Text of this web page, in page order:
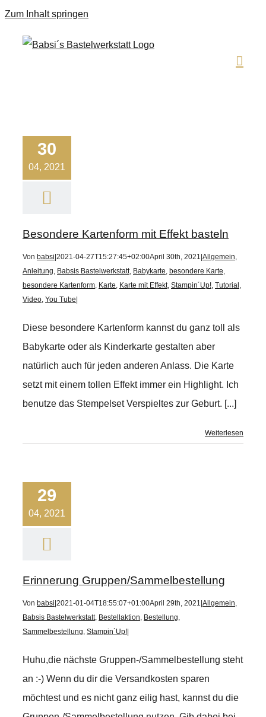
Zum Inhalt springen
30
04, 2021
Besondere Kartenform mit Effekt basteln
Von babsi 2021-04-27T15:27:45+02:00April 30th, 2021 Allgemein,
Anleitung, Babsis Bastelwerkstatt, Babykarte, besondere Karte,
besondere Kartenform, Karte, Karte mit Effekt, Stampin´Up!, Tutorial ,
Video, You Tube
Diese besondere Kartenform kannst du ganz toll als
Babykarte oder als Kinderkarte gestalten aber
natürlich auch für jeden anderen Anlass. Die Karte
setzt mit einem tollen Effekt immer ein Highlight. Ich
benutze das Stempelset Verspieltes zur Geburt. [...]
Weiterlesen
29
04, 2021
Erinnerung Gruppen/Sammelbestellung
Von babsi 2021-01-04T18:55:07+01:00April 29th, 2021 Allgemein,
Babsis Bastelwerkstatt, Bestellaktion, Bestellung,
Sammelbestellung, Stampin´Up!
Huhu,die nächste Gruppen-/Sammelbestellung steht
an :-) Wenn du dir die Versandkosten sparen
möchtest und es nicht ganz eilig hast, kannst du die